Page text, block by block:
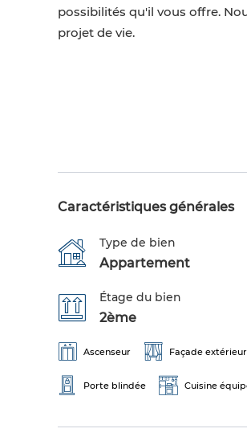
possibilités qu'il vous offre.
projet de vie.
Caractéristiques générales
Type de bien
Appartement
Étage du bien
2ème
Ascenseur Façade
Porte blindée Cuisine